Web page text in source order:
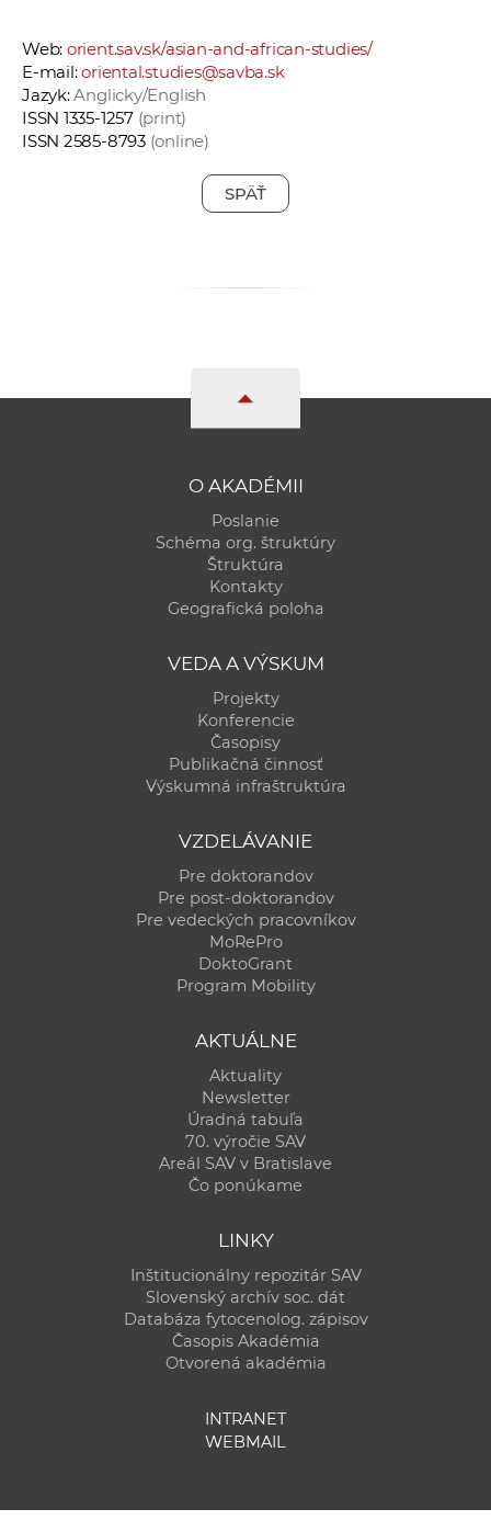
Web: orient.sav.sk/asian-and-african-studies/
E-mail:oriental.studies@savba.sk
Jazyk:Anglicky/English
ISSN 1335-1257 (print)
ISSN 2585-8793 (online)
SPÄŤ
O AKADÉMII
Poslanie
Schéma org. štruktúry
Štruktúra
Kontakty
Geografická poloha
VEDA A VÝSKUM
Projekty
Konferencie
Časopisy
Publikačná činnosť
Výskumná infraštruktúra
VZDELÁVANIE
Pre doktorandov
Pre post-doktorandov
Pre vedeckých pracovníkov
MoRePro
DoktoGrant
Program Mobility
AKTUÁLNE
Aktuality
Newsletter
Úradná tabuľa
70. výročie SAV
Areál SAV v Bratislave
Čo ponúkame
LINKY
Inštitucionálny repozitár SAV
Slovenský archív soc. dát
Databáza fytocenolog. zápisov
Časopis Akadémia
Otvorená akadémia
INTRANET
WEBMAIL